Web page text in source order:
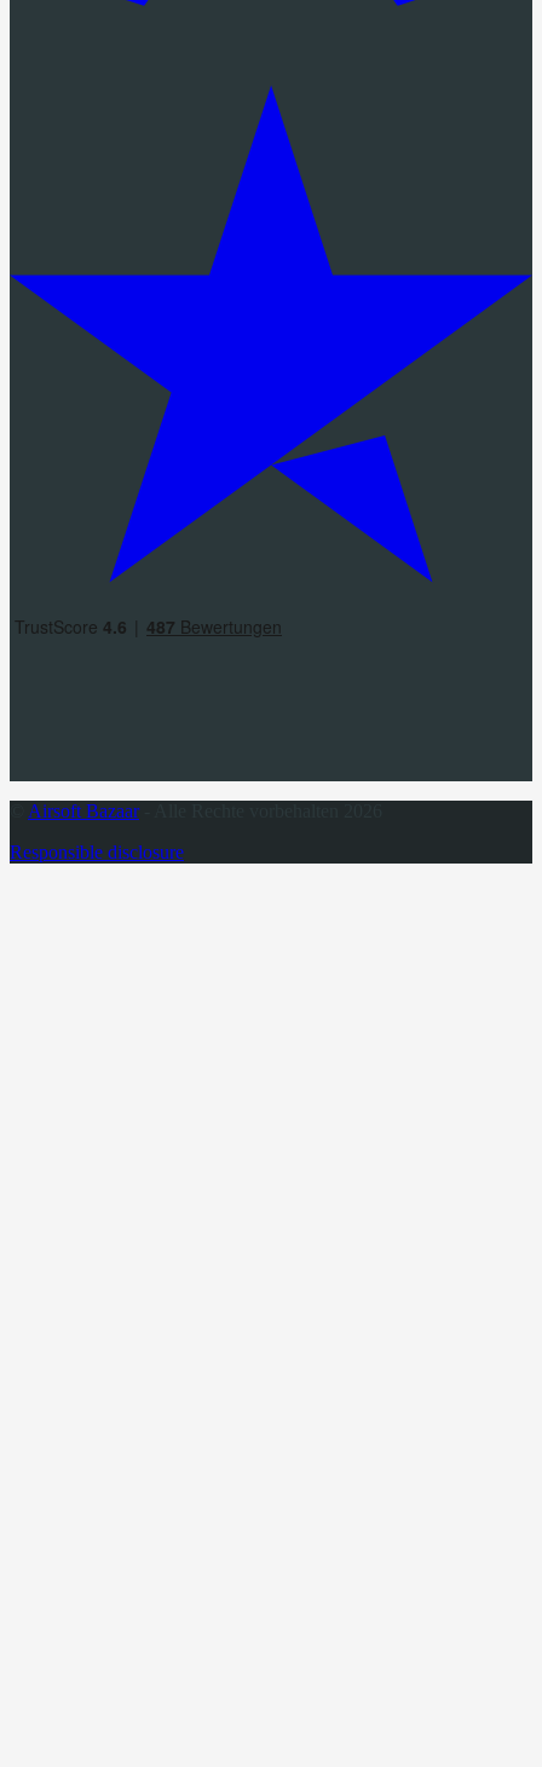
Airsoft Bazaar- Alle Rechte vorbehalten 2026
Responsible disclosure